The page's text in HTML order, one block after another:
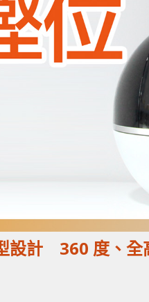
設計 360 度、全